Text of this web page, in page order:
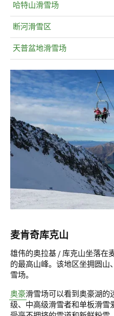
哈特山滑雪场
断河滑雪区
天普盆地滑雪场
麦肯奇库克山
雄伟的奥拉基 / 库克山坐落在
的最高山峰。该地区坐拥圆山
雪场。
奥豪滑雪场可以看到奥豪湖的
级、中高级滑雪者和单板滑雪